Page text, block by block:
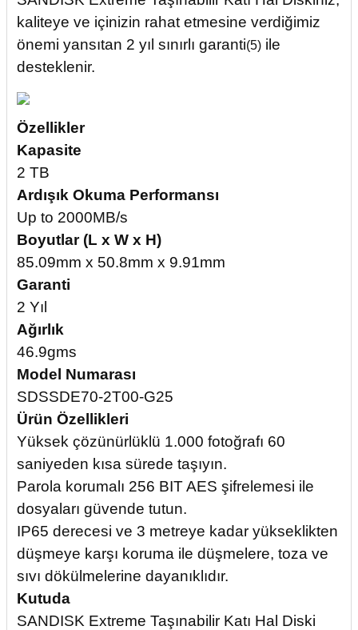
kaliteye ve içinizin rahat etmesine verdiğimiz
önemi yansıtan 2 yıl sınırlı garanti(5) ile
desteklenir.
Özellikler
Kapasite
2 TB
Ardışık Okuma Performansı
Up to 2000MB/s
Boyutlar (L x W x H)
85.09mm x 50.8mm x 9.91mm
Garanti
2 Yıl
Ağırlık
46.9gms
Model Numarası
SDSSDE70-2T00-G25
Ürün Özellikleri
Yüksek çözünürlüklü 1.000 fotoğrafı 60
saniyeden kısa sürede taşıyın.
Parola korumalı 256 BIT AES şifrelemesi ile
dosyaları güvende tutun.
IP65 derecesi ve 3 metreye kadar yükseklikten
düşmeye karşı koruma ile düşmelere, toza ve
sıvı dökülmelerine dayanıklıdır.
Kutuda
SANDISK Extreme Taşınabilir Katı Hal Diski